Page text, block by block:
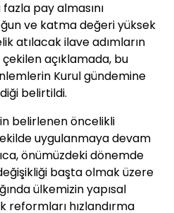
pay almasını
ve katma değeri yüksek
atılacak ilave adımların
açıklamada, bu
Kurul gündemine
belirtildi.
belirlenen öncelikli
uygulanmaya devam
önümüzdeki dönemde
başta olmak üzere
ülkemizin yapısal
reformları hızlandırma